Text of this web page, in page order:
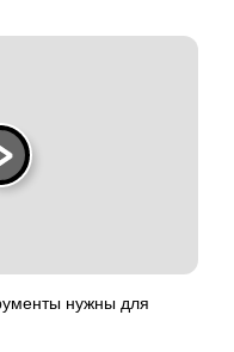
нужны для